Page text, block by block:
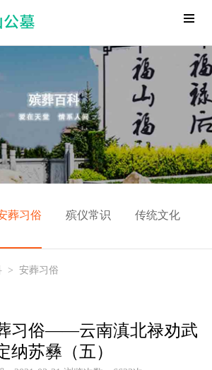
葬习俗 殡仪常识 传统文化
> 安葬习俗
习俗——云南滇北禄劝武
纳苏彝（五）